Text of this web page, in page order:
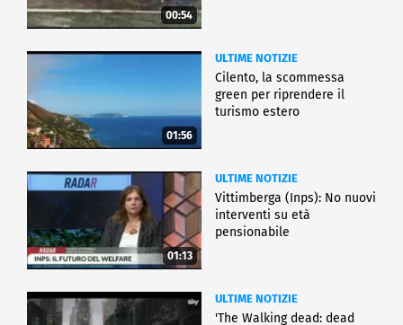
00:54
01:56
ULTIME NOTIZIE
Cilento, la scommessa
green per riprendere il
turismo estero
01:13
ULTIME NOTIZIE
Vittimberga (Inps): No nuovi
interventi su età
pensionabile
ULTIME NOTIZIE
'The Walking dead: dead